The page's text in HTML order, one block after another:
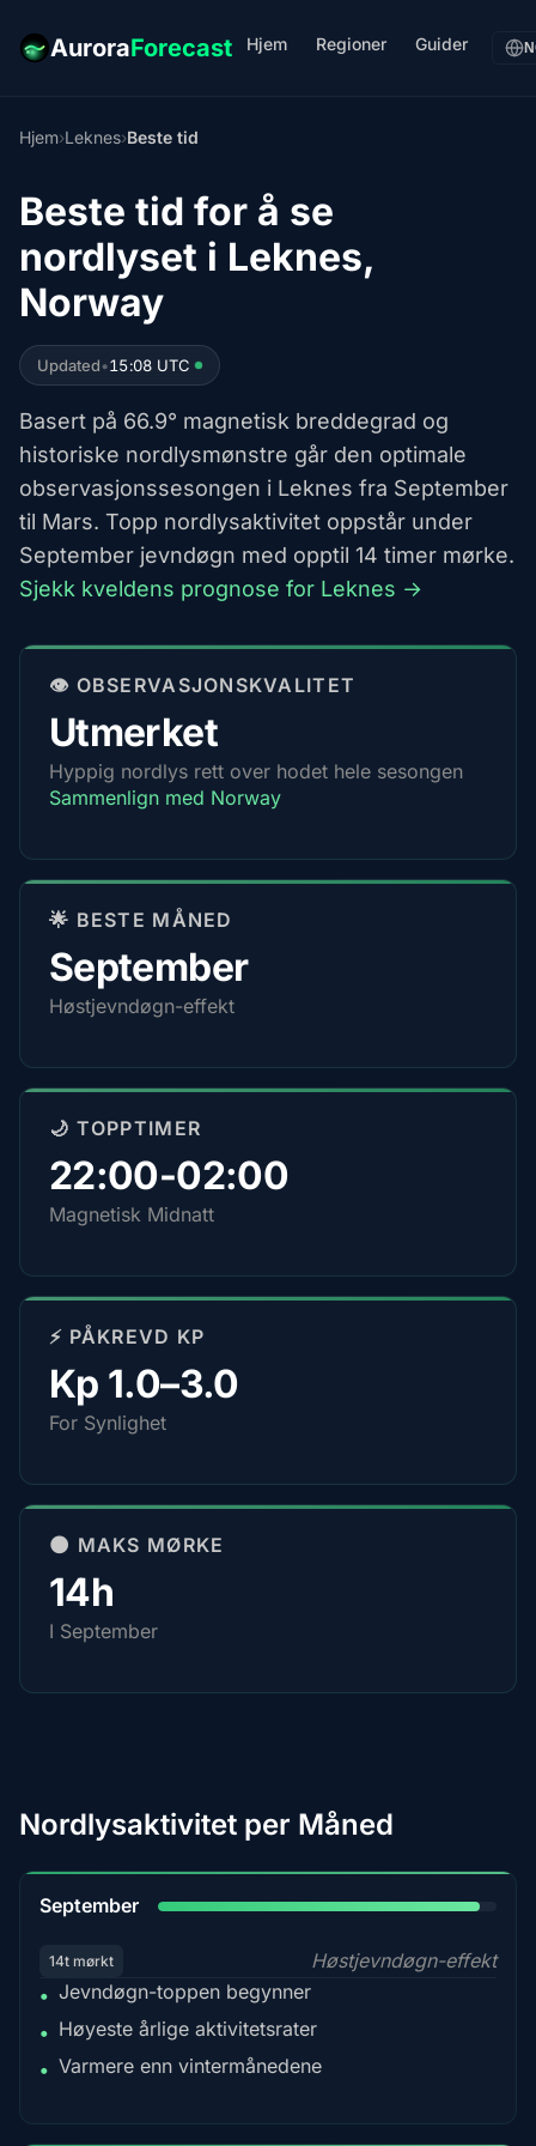
AuroraForecast Hjem Regioner Guider
Hjem›Leknes›Beste tid
Beste tid for å se
nordlyset i Leknes,
Norway
Updated•15:08 UTC
Basert på 66.9° magnetisk breddegrad og
historiske nordlysmønstre går den optimale
observasjonssesongen i Leknes fra September
til Mars. Topp nordlysaktivitet oppstår under
September jevndøgn med opptil 14 timer mørke.
Sjekk kveldens prognose for Leknes →
👁️ OBSERVASJONSKVALITET
Utmerket
Hyppig nordlys rett over hodet hele sesongen
Sammenlign med Norway
🌟 BESTE MÅNED
September
Høstjevndøgn-effekt
🌙 TOPPTIMER
22:00-02:00
Magnetisk Midnatt
⚡ PÅKREVD KP
Kp 1.0–3.0
For Synlighet
🌑 MAKS MØRKE
14h
I September
Nordlysaktivitet per Måned
September
14t mørkt
Høstjevndøgn-effekt
• Jevndøgn-toppen begynner
• Høyeste årlige aktivitetsrater
• Varmere enn vintermånedene